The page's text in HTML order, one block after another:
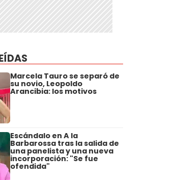
Marcela Tauro se separó de
su novio, Leopoldo
Arancibia: los motivos
Escándalo en A la
Barbarossa tras la salida de
una panelista y una nueva
incorporación: "Se fue
ofendida"